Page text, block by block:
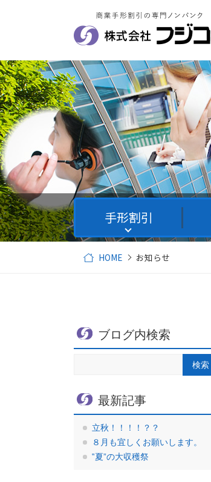
手形割引
HOME お知らせ
ブログ内検索
最新記事
立秋！！！！？？
８月も宜しくお願いします。
‟夏”の大収穫祭